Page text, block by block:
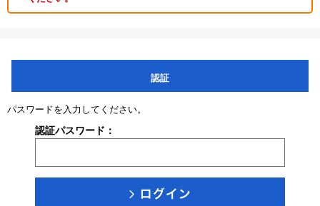
認証
パスワードを入力してください。
認証パスワード：